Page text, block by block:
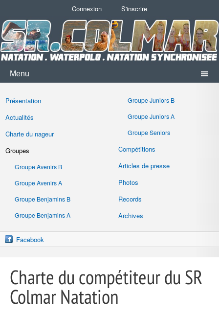
Connexion S'inscrire
Menu
Présentation
Actualités
Charte du nageur
Groupes
Groupe Avenirs B
Groupe Avenirs A
Groupe Benjamins B
Groupe Benjamins A
Groupe Juniors B
Groupe Juniors A
Groupe Seniors
Compétitions
Articles de presse
Photos
Records
Archives
Facebook
Charte du compétiteur du SR
Colmar Natation